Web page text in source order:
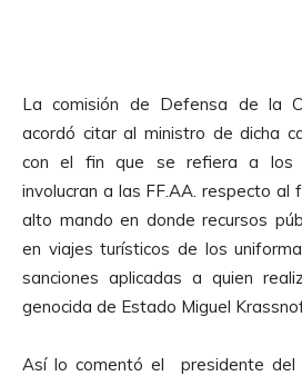
La comisión de Defensa de la
acordó citar al ministro de dicha
con el fin que se refiera a los
involucran a las FF.AA. respecto
alto mando en donde recursos
en viajes turísticos de los
sanciones aplicadas a quien
genocida de Estado Miguel
Así lo comentó el presidente